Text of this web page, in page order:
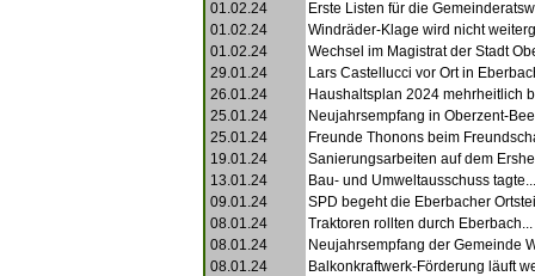
01.02.24
Erste Listen für die
01.02.24
Windräder-Klage wird nicht
01.02.24
Wechsel im Magistrat der Stadt
29.01.24
Lars Castellucci vor Ort in
26.01.24
Haushaltsplan 2024 mehrheitlich
25.01.24
Neujahrsempfang in Oberzent-
25.01.24
Freunde Thonons beim
19.01.24
Sanierungsarbeiten auf dem
13.01.24
Bau- und Umweltausschuss tagte...
09.01.24
SPD begeht die Eberbacher
08.01.24
Traktoren rollten durch Eberbach...
08.01.24
Neujahrsempfang der Gemeinde
08.01.24
Balkonkraftwerk-Förderung läuft